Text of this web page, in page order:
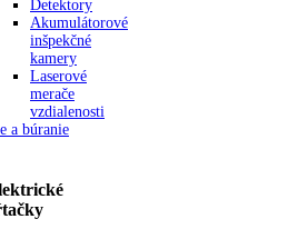
Detektory
Akumulátorové
inšpekčné
kamery
Laserové
merače
vzdialenosti
a búranie